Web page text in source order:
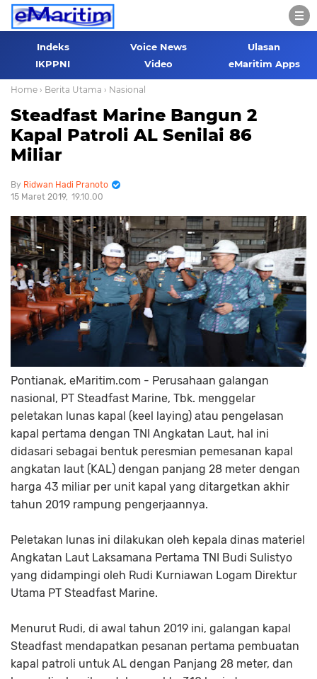
Indeks Voice News
Ulasan
IKPPNI
Video eMaritim Apps
Home › Berita Utama › Nasional
Steadfast Marine Bangun 2
Kapal Patroli AL Senilai 86
Miliar
Ridwan Hadi Pranoto
15 Maret 2019 19.10.00
Pontianak, eMaritim.com - Perusahaan galangan
nasional, PT Steadfast Marine, Tbk. menggelar
peletakan lunas kapal (keel laying) atau pengelasan
kapal pertama dengan TNI Angkatan Laut, hal ini
didasari sebagai bentuk peresmian pemesanan kapal
angkatan laut (KAL) dengan panjang 28 meter dengan
harga 43 miliar per unit kapal yang ditargetkan akhir
tahun 2019 rampung pengerjaannya.
Peletakan lunas ini dilakukan oleh kepala dinas materiel
Angkatan Laut Laksamana Pertama TNI Budi Sulistyo
yang didampingi oleh Rudi Kurniawan Logam Direktur
Utama PT Steadfast Marine.
Menurut Rudi, di awal tahun 2019 ini, galangan kapal
Steadfast mendapatkan pesanan pertama pembuatan
kapal patroli untuk AL dengan Panjang 28 meter, dan